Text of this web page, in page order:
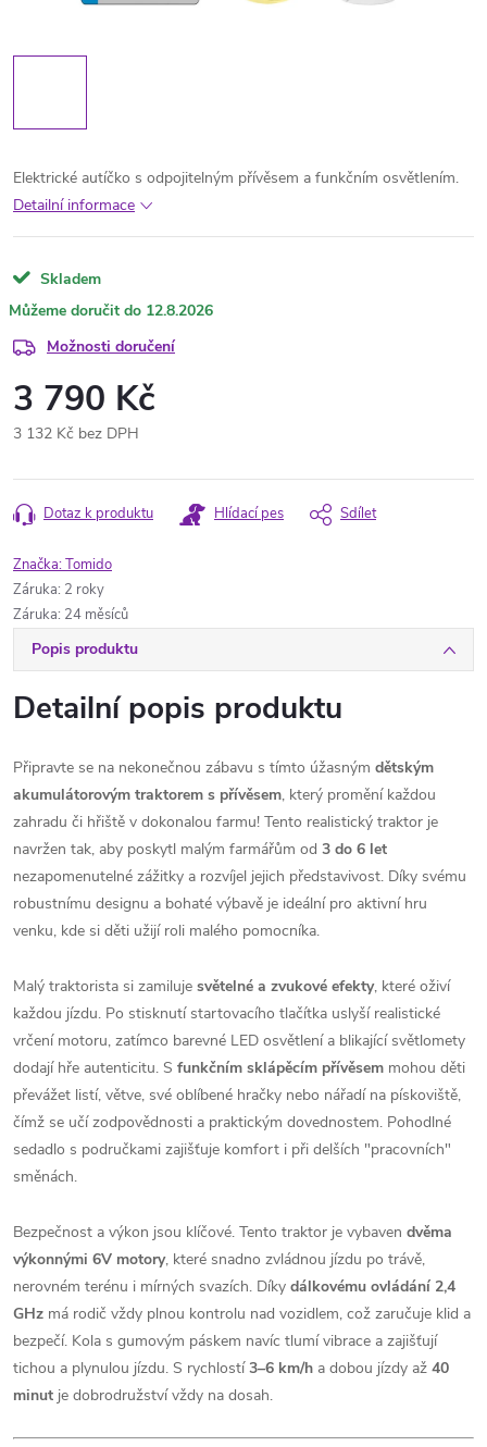
Elektrické autíčko s odpojitelným přívěsem a funkčním osvětlením.
Detailní informace
Skladem
12.8.2026
Možnosti doručení
3 790 Kč
3 132 Kč bez DPH
cena:
Dotaz k produktu Hlídací pes Sdílet
Značka:Tomido
Záruka: 2 roky
Záruka: 24 měsíců
Popis produktu
Detailní popis produktu
Připravte se na nekonečnou zábavu s tímto úžasným dětským
akumulátorovým traktorem s přívěsem, který promění každou
zahradu či hřiště v dokonalou farmu! Tento realistický traktor je
navržen tak, aby poskytl malým farmářům od 3 do 6 let
nezapomenutelné zážitky a rozvíjel jejich představivost. Díky svému
robustnímu designu a bohaté výbavě je ideální pro aktivní hru
venku, kde si děti užijí roli malého pomocníka.
Malý traktorista si zamiluje světelné a zvukové efekty, které oživí
každou jízdu. Po stisknutí startovacího tlačítka uslyší realistické
vrčení motoru, zatímco barevné LED osvětlení a blikající světlomety
dodají hře autenticitu. S funkčním sklápěcím přívěsem mohou děti
převážet listí, větve, své oblíbené hračky nebo nářadí na pískoviště,
čímž se učí zodpovědnosti a praktickým dovednostem. Pohodlné
sedadlo s područkami zajišťuje komfort i při delších "pracovních"
směnách.
Bezpečnost a výkon jsou klíčové. Tento traktor je vybaven dvěma
výkonnými 6V motory, které snadno zvládnou jízdu po trávě,
nerovném terénu i mírných svazích. Díky dálkovému ovládání 2,4
GHz má rodič vždy plnou kontrolu nad vozidlem, což zaručuje klid a
bezpečí. Kola s gumovým páskem navíc tlumí vibrace a zajišťují
tichou a plynulou jízdu. S rychlostí3–6 km/h a dobou jízdy až 40
minut je dobrodružství vždy na dosah.